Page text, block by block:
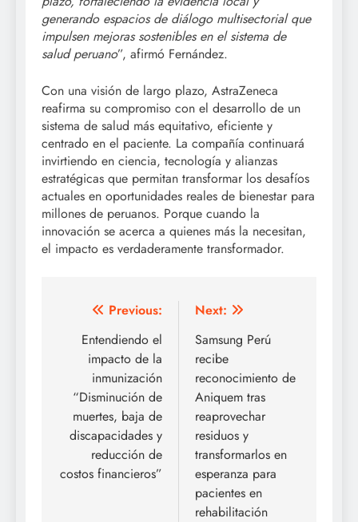
generando espacios de diálogo multisectorial que
impulsen mejoras sostenibles en el sistema de
salud peruano”, afirmó Fernández.
Con una visión de largo plazo, AstraZeneca
reafirma su compromiso con el desarrollo de un
sistema de salud más equitativo, eficiente y
centrado en el paciente. La compañía continuará
invirtiendo en ciencia, tecnología y alianzas
estratégicas que permitan transformar los desafíos
actuales en oportunidades reales de bienestar para
millones de peruanos. Porque cuando la
innovación se acerca a quienes más la necesitan,
el impacto es verdaderamente transformador.
Post
navigation
Previous:
Entendiendo el
impacto de la
inmunización
“Disminución de
muertes, baja de
discapacidades y
reducción de
costos financieros”
Next:
Samsung Perú
recibe
reconocimiento de
Aniquem tras
reaprovechar
residuos y
transformarlos en
esperanza para
pacientes en
rehabilitación